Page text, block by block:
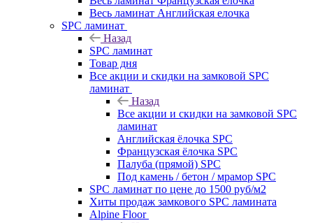
Весь ламинат Английская елочка
SPC ламинат
Назад
SPC ламинат
Товар дня
Все акции и скидки на замковой SPC
ламинат
Назад
Все акции и скидки на замковой SPC
ламинат
Английская ёлочка SPC
Французская ёлочка SPC
Палуба (прямой) SPC
Под камень / бетон / мрамор SPC
SPC ламинат по цене до 1500 руб/м2
Хиты продаж замкового SPC ламината
Alpine Floor